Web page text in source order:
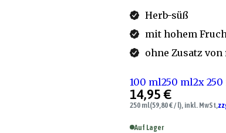
Herb-süß
mit hohem
ohne Zusatz
100 ml250 ml2x 250
14,95 €
250 ml(59,80 € / l), inkl. MwSt,
Auf Lager